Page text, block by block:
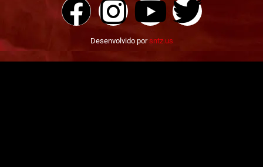
Desenvolvido porsntz.us